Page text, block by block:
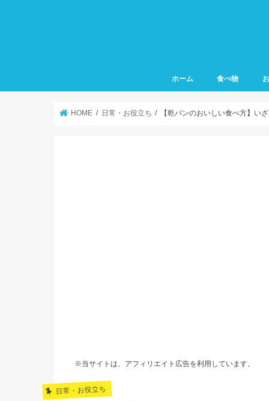
ホーム 食べ物
HOME 日常・お役立ち 【乾パンのおいしい食べ方】い
※当サイトは、アフィリエイト広告を利用しています。
日常・お役立ち